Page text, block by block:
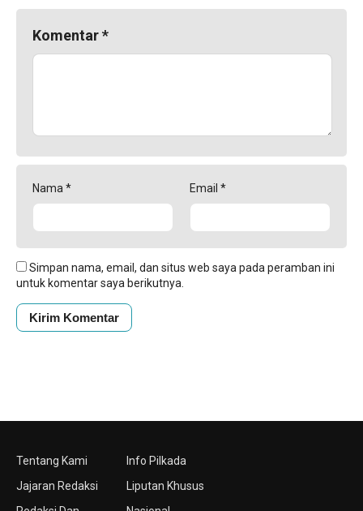
Komentar*
Nama * Email *
Simpan nama, email, dan situs web saya pada peramban ini
untuk komentar saya berikutnya.
Tentang Kami
Jajaran Redaksi
Info Pilkada
Liputan Khusus